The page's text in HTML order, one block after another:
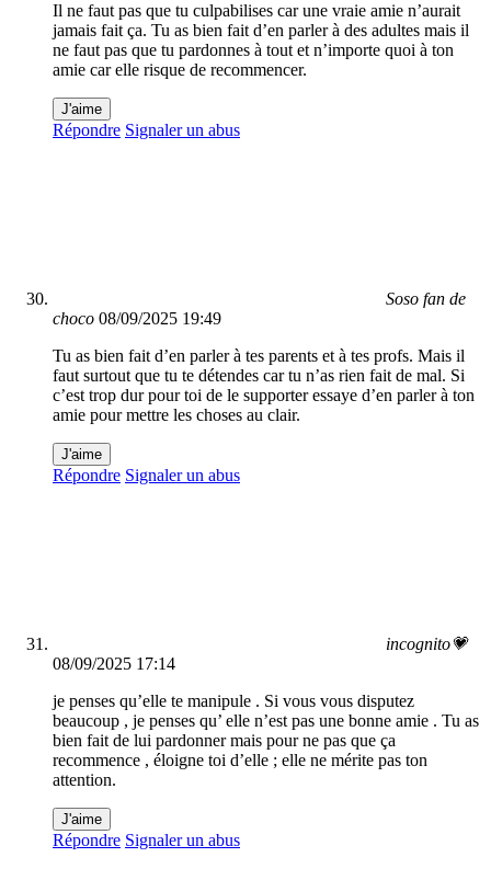
Il ne faut pas que tu culpabilises car une vraie amie n’aurait
jamais fait ça. Tu as bien fait d’en parler à des adultes mais il
ne faut pas que tu pardonnes à tout et n’importe quoi à ton
amie car elle risque de recommencer.
J'aime
Répondre Signaler un abus
Soso fan de
choco 08/09/2025 19:49
Tu as bien fait d’en parler à tes parents et à tes profs. Mais il
faut surtout que tu te détendes car tu n’as rien fait de mal. Si
c’est trop dur pour toi de le supporter essaye d’en parler à ton
amie pour mettre les choses au clair.
J'aime
Répondre Signaler un abus
incognito💗
08/09/2025 17:14
je penses qu’elle te manipule . Si vous vous disputez
beaucoup , je penses qu’ elle n’est pas une bonne amie . Tu as
bien fait de lui pardonner mais pour ne pas que ça
recommence , éloigne toi d’elle ; elle ne mérite pas ton
attention.
J'aime
Répondre Signaler un abus